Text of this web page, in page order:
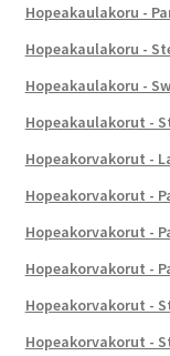
Hopeakaulakoru -
Hopeakaulakoru -
Hopeakaulakoru -
Hopeakaulakorut -
Hopeakorvakorut -
Hopeakorvakorut -
Hopeakorvakorut -
Hopeakorvakorut -
Hopeakorvakorut -
Hopeakorvakorut -